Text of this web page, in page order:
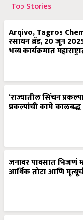
Top Stories
Arqivo, Tagros
रसायन ब्रँड, 20 जून
भव्य कार्यक्रमात
‘राज्यातील सिंचन
प्रकल्पांची कामे कालबद्ध
जनावर पावसात भिजणं
आर्थिक तोटा आणि